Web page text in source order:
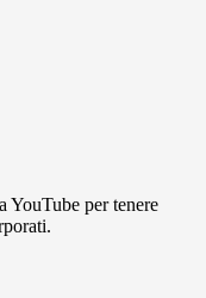
YouTube per tenere